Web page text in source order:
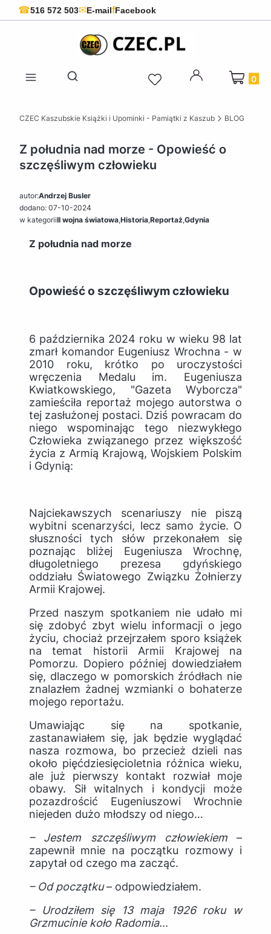
☎516 572 503✉E-mailfFacebook
Otwórz wyszukiwarkę
Produkty
CZEC Kaszubskie Książki i Upominki - Pamiątki z Kaszub BLOG
Z południa nad morze - Opowieść o
szczęśliwym człowieku
autor:Andrzej Busler
dodano: 07-10-2024
w kategoriiII wojna światowa,Historia,Reportaż,Gdynia
Z południa nad morze
Opowieść o szczęśliwym człowieku
6 października 2024 roku w wieku 98 lat
zmarł komandor Eugeniusz Wrochna - w
2010 roku, krótko po uroczystości
wręczenia Medalu im. Eugeniusza
Kwiatkowskiego, "Gazeta Wyborcza"
zamieściła reportaż mojego autorstwa o
tej zasłużonej postaci. Dziś powracam do
niego wspominając tego niezwykłego
Człowieka związanego przez większość
życia z Armią Krajową, Wojskiem Polskim
i Gdynią:
Najciekawszych scenariuszy nie piszą
wybitni scenarzyści, lecz samo życie. O
słuszności tych słów przekonałem się
poznając bliżej Eugeniusza Wrochnę,
długoletniego prezesa gdyńskiego
oddziału Światowego Związku Żołnierzy
Armii Krajowej.
Przed naszym spotkaniem nie udało mi
się zdobyć zbyt wielu informacji o jego
życiu, chociaż przejrzałem sporo książek
na temat historii Armii Krajowej na
Pomorzu. Dopiero później dowiedziałem
się, dlaczego w pomorskich źródłach nie
znalazłem żadnej wzmianki o bohaterze
mojego reportażu.
Umawiając się na spotkanie,
zastanawiałem się, jak będzie wyglądać
nasza rozmowa, bo przecież dzieli nas
około pięćdziesięcioletnia różnica wieku,
ale już pierwszy kontakt rozwiał moje
obawy. Sił witalnych i kondycji może
pozazdrościć Eugeniuszowi Wrochnie
niejeden dużo młodszy od niego…
– Jestem szczęśliwym człowiekiem–
zapewnił mnie na początku rozmowy i
zapytał od czego ma zacząć.
– Od początku– odpowiedziałem.
– Urodziłem się 13 maja 1926 roku w
Grzmucinie koło Radomia…